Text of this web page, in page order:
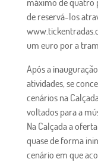
de reservá-los
um euro por a
Após a
atividades, se
cenários na
voltados para a
Na Calçada a
quase de forma
cenário em que